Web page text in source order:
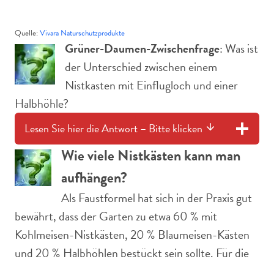
Quelle:Vivara Naturschutzprodukte
Grüner-Daumen-Zwischenfrage: Was ist
der Unterschied zwischen einem
Nistkasten mit Einflugloch und einer
Halbhöhle?
Lesen Sie hier die Antwort – Bitte klicken
Wie viele Nistkästen kann man
aufhängen?
Als Faustformel hat sich in der Praxis gut
bewährt, dass der Garten zu etwa 60 % mit
Kohlmeisen-Nistkästen, 20 % Blaumeisen-Kästen
und 20 % Halbhöhlen bestückt sein sollte. Für die